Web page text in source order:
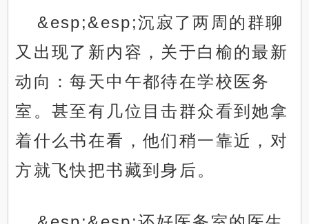
&esp;&esp;沉寂了两周的群聊
又出现了新内容，关于白榆的最新
动向：每天中午都待在学校医务
室。甚至有几位目击群众看到她拿
着什么书在看，他们稍一靠近，对
方就飞快把书藏到身后。